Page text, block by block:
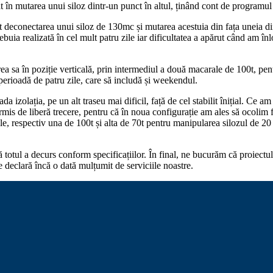
în mutarea unui siloz dintr-un punct în altul, ținând cont de
unui siloz de 130mc și mutarea acestuia din fața
realizată în cel mult patru zile iar dificultatea a apărut când am
sa în poziție verticală, prin intermediul a două macarale de 100t,
de patru zile, care să includă și weekendul.
izolația, pe un alt traseu mai dificil, față de cel stabilit înițial. Ce
de liberă trecere, pentru că în noua configurație am ales să
respectiv una de 100t și alta de 70t pentru manipularea silozul de
a decurs conform specificațiilor. În final, ne bucurăm că
declară încă o dată mulțumit de serviciile noastre.